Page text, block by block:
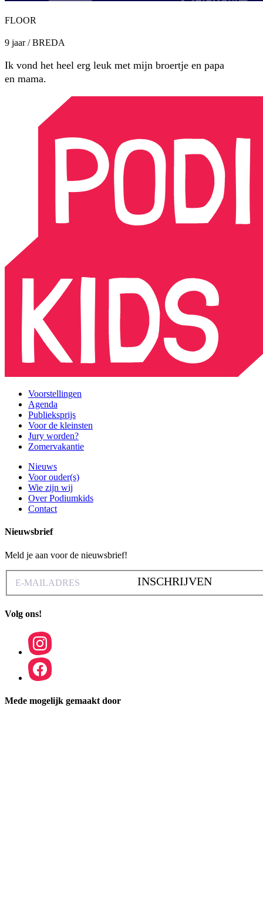
FLOOR
9 jaar / BREDA
Ik vond het heel erg leuk met mijn broertje en papa
en mama.
Voorstellingen
Agenda
Publieksprijs
Voor de kleinsten
Jury worden?
Zomervakantie
Nieuws
Voor ouder(s)
Wie zijn wij
Over Podiumkids
Contact
Nieuwsbrief
Meld je aan voor de nieuwsbrief!
INSCHRIJVEN
Volg ons!
Mede mogelijk gemaakt door